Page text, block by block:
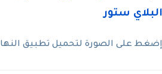
إضغط على الصورة لتحميل تطبيق النهار